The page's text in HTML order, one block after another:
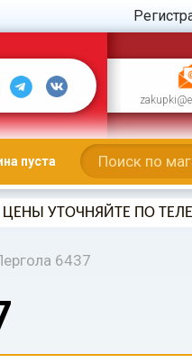
пуста
ЦЕНЫ УТОЧНЯЙТЕ ПО
6437